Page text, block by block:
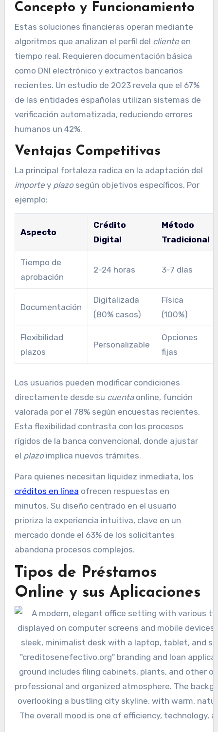
Concepto y Funcionamiento
Estas soluciones financieras operan mediante
algoritmos que analizan el perfil del clienteen
tiempo real. Requieren documentación básica
como DNI electrónico y extractos bancarios
recientes. Un estudio de 2023 revela que el 67%
de las entidades españolas utilizan sistemas de
verificación automatizada, reduciendo errores
humanos un 42%.
Ventajas Competitivas
La principal fortaleza radica en la adaptación del
importey plazosegún objetivos específicos. Por
ejemplo:
Aspecto
Crédito
Digital
Método
Tradicional
Tiempo de
aprobación
2-24 horas 3-7 días
Documentación
Digitalizada
(80% casos)
Física
(100%)
Flexibilidad
plazos
Personalizable
Opciones
fijas
Los usuarios pueden modificar condiciones
directamente desde su cuentaonline, función
valorada por el 78% según encuestas recientes.
Esta flexibilidad contrasta con los procesos
rígidos de la banca convencional, donde ajustar
el plazoimplica nuevos trámites.
Para quienes necesitan liquidez inmediata, los
créditos en línea ofrecen respuestas en
minutos. Su diseño centrado en el usuario
prioriza la experiencia intuitiva, clave en un
mercado donde el 63% de los solicitantes
abandona procesos complejos.
Tipos de Préstamos
Online y sus Aplicaciones